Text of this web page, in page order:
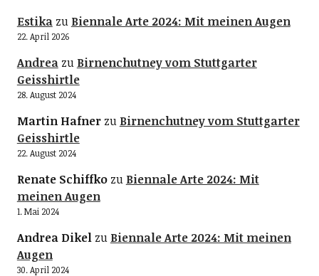
Estikazu Biennale Arte 2024: Mit meinen Augen
22. April 2026
Andreazu Birnenchutney vom Stuttgarter
Geisshirtle
28. August 2024
Martin Hafnerzu Birnenchutney vom Stuttgarter
Geisshirtle
22. August 2024
Renate Schiffkozu Biennale Arte 2024: Mit
meinen Augen
1. Mai 2024
Andrea Dikelzu Biennale Arte 2024: Mit meinen
Augen
30. April 2024